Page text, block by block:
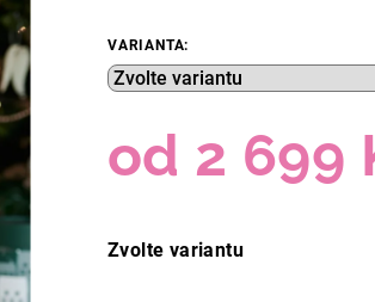
VARIANTA:
od 2 699
cena:
Zvolte variantu